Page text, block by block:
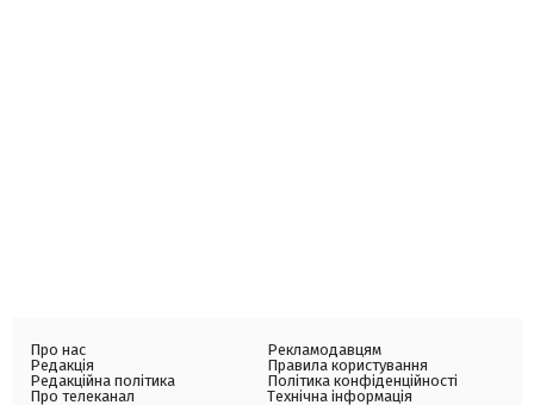
Про нас
Редакція
Редакційна політика
Про телеканал
Рекламодавцям
Правила користування
Політика конфіденційності
Технічна інформація